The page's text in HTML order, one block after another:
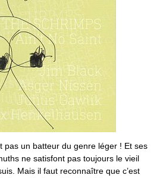
pas un batteur du genre léger ! Et ses
ne satisfont pas toujours le vieil
Mais il faut reconnaître que c’est